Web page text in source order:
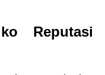
Reputasi